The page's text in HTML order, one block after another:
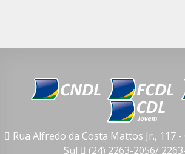
Rua Alfredo da Costa Mattos Jr., 117
Sul
(24) 2263-2056/